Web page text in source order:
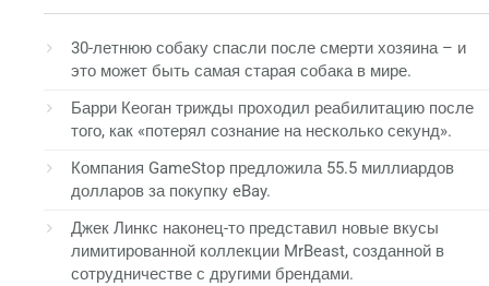
30-летнюю собаку спасли после смерти хозяина – и
это может быть самая старая собака в мире.
Барри Кеоган трижды проходил реабилитацию после
того, как «потерял сознание на несколько секунд».
Компания GameStop предложила 55.5 миллиардов
долларов за покупку eBay.
Джек Линкс наконец-то представил новые вкусы
лимитированной коллекции MrBeast, созданной в
сотрудничестве с другими брендами.